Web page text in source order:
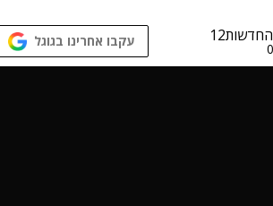
החדשות12 עקבו אחרינו בגוגל